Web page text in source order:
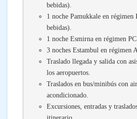
bebidas).
1 noche Pamukkale en régimen
bebidas).
1 noche Esmirna en régimen
3 noches Estambul en régimen
Traslado llegada y salida con
los aeropuertos.
Traslados en bus/minibús con
acondicionado.
Excursiones, entradas y
itinerario.